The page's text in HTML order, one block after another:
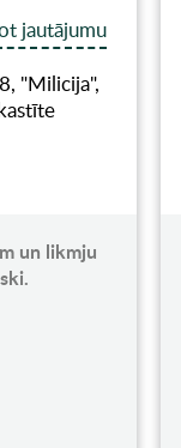
jautājumu
"Milicija",
un likmju